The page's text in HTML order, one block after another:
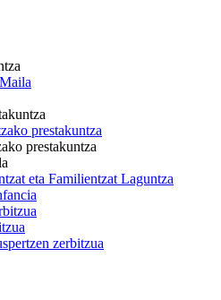
prestakuntza
prestakuntza
eta Familientzat Laguntza
zerbitzua